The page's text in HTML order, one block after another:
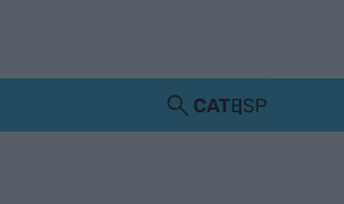
CATESP